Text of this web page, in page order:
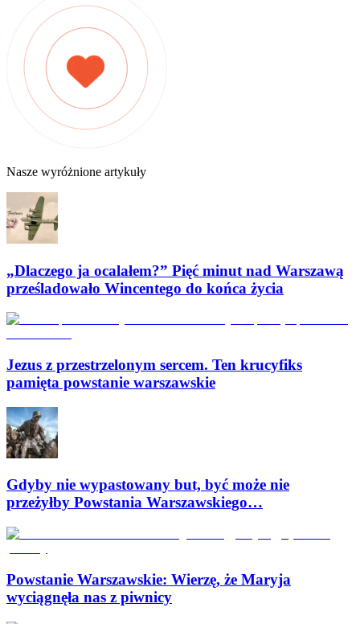
Nasze wyróżnione artykuły
„Dlaczego ja ocalałem?” Pięć minut nad Warszawą
prześladowało Wincentego do końca życia
Jezus z przestrzelonym sercem. Ten krucyfiks
pamięta powstanie warszawskie
Gdyby nie wypastowany but, być może nie
przeżyłby Powstania Warszawskiego…
Powstanie Warszawskie: Wierzę, że Maryja
wyciągnęła nas z piwnicy